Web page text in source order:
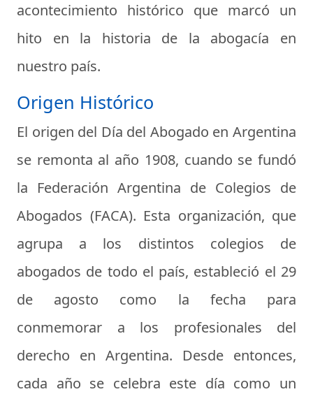
acontecimiento histórico que marcó un
hito en la historia de la abogacía en
nuestro país.
Origen Histórico
El origen del Día del Abogado en Argentina
se remonta al año 1908, cuando se fundó
la Federación Argentina de Colegios de
Abogados (FACA). Esta organización, que
agrupa a los distintos colegios de
abogados de todo el país, estableció el 29
de agosto como la fecha para
conmemorar a los profesionales del
derecho en Argentina. Desde entonces,
cada año se celebra este día como un